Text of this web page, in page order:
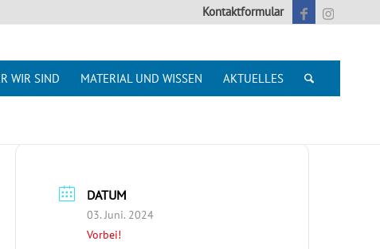
Kontaktformular
WIR SIND MATERIAL UND WISSEN AKTUELLES
DATUM
03. Juni. 2024
Vorbei!